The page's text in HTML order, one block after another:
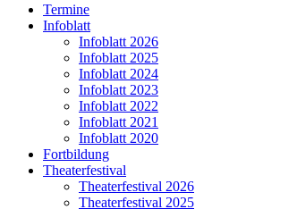
Termine
Infoblatt
Infoblatt 2026
Infoblatt 2025
Infoblatt 2024
Infoblatt 2023
Infoblatt 2022
Infoblatt 2021
Infoblatt 2020
Fortbildung
Theaterfestival
Theaterfestival 2026
Theaterfestival 2025